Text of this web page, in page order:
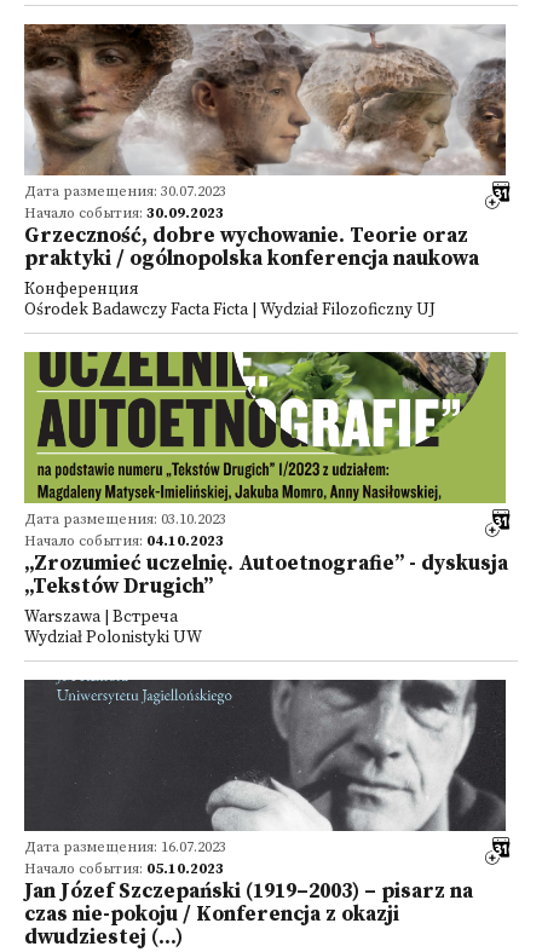
Дата размещения: 30.07.2023
Начало события: 30.09.2023
Grzeczność, dobre wychowanie. Teorie oraz
praktyki / ogólnopolska konferencja naukowa
Конференция
Ośrodek Badawczy Facta Ficta | Wydział Filozoficzny UJ
Дата размещения: 03.10.2023
Начало события: 04.10.2023
„Zrozumieć uczelnię. Autoetnografie” - dyskusja
„Tekstów Drugich”
Warszawa | Встреча
Wydział Polonistyki UW
Дата размещения: 16.07.2023
Начало события: 05.10.2023
Jan Józef Szczepański (1919–2003) – pisarz na
czas nie-pokoju / Konferencja z okazji
dwudziestej (...)